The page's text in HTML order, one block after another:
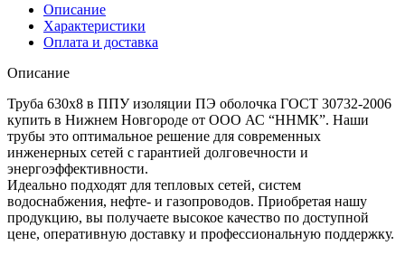
Описание
Характеристики
Оплата и доставка
Описание
Труба 630х8 в ППУ изоляции ПЭ оболочка ГОСТ 30732-2006
купить в Нижнем Новгороде от ООО АС “ННМК”. Наши
трубы это оптимальное решение для современных
инженерных сетей с гарантией долговечности и
энергоэффективности.
Идеально подходят для тепловых сетей, систем
водоснабжения, нефте- и газопроводов. Приобретая нашу
продукцию, вы получаете высокое качество по доступной
цене, оперативную доставку и профессиональную поддержку.